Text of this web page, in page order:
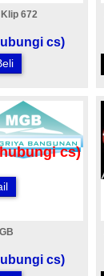
672
cs)
cs)
cs)